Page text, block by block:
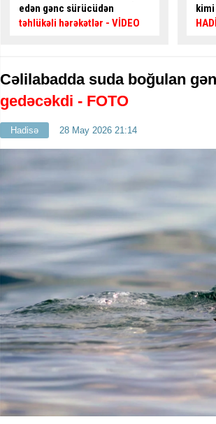
kimi özünü blokladı– Maraqlı
HADİSƏ
Cəlilabadda suda boğulan
gedəcəkdi - FOTO
Hadisə 28 May 2026 21:14